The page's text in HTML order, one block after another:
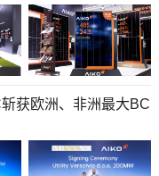
获欧洲、非洲最大BC